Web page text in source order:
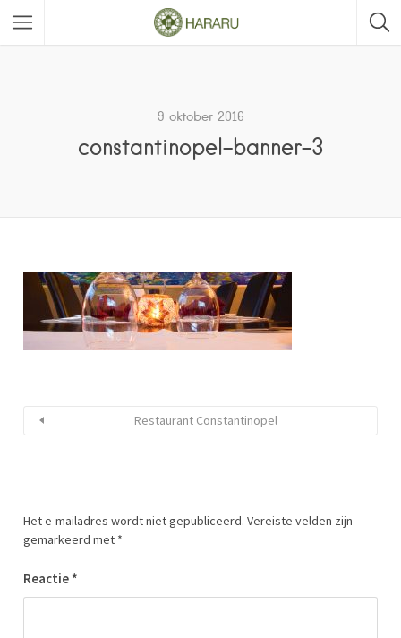
9 oktober 2016
constantinopel-banner-3
Restaurant Constantinopel
Het e-mailadres wordt niet gepubliceerd. Vereiste velden zijn
gemarkeerd met *
Reactie *